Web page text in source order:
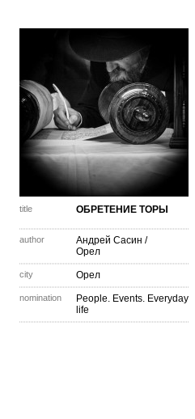
title ОБРЕТЕНИЕ ТОРЫ
author Андрей Сасин /
Орел
city Орел
nomination
People. Events. Everyday
life